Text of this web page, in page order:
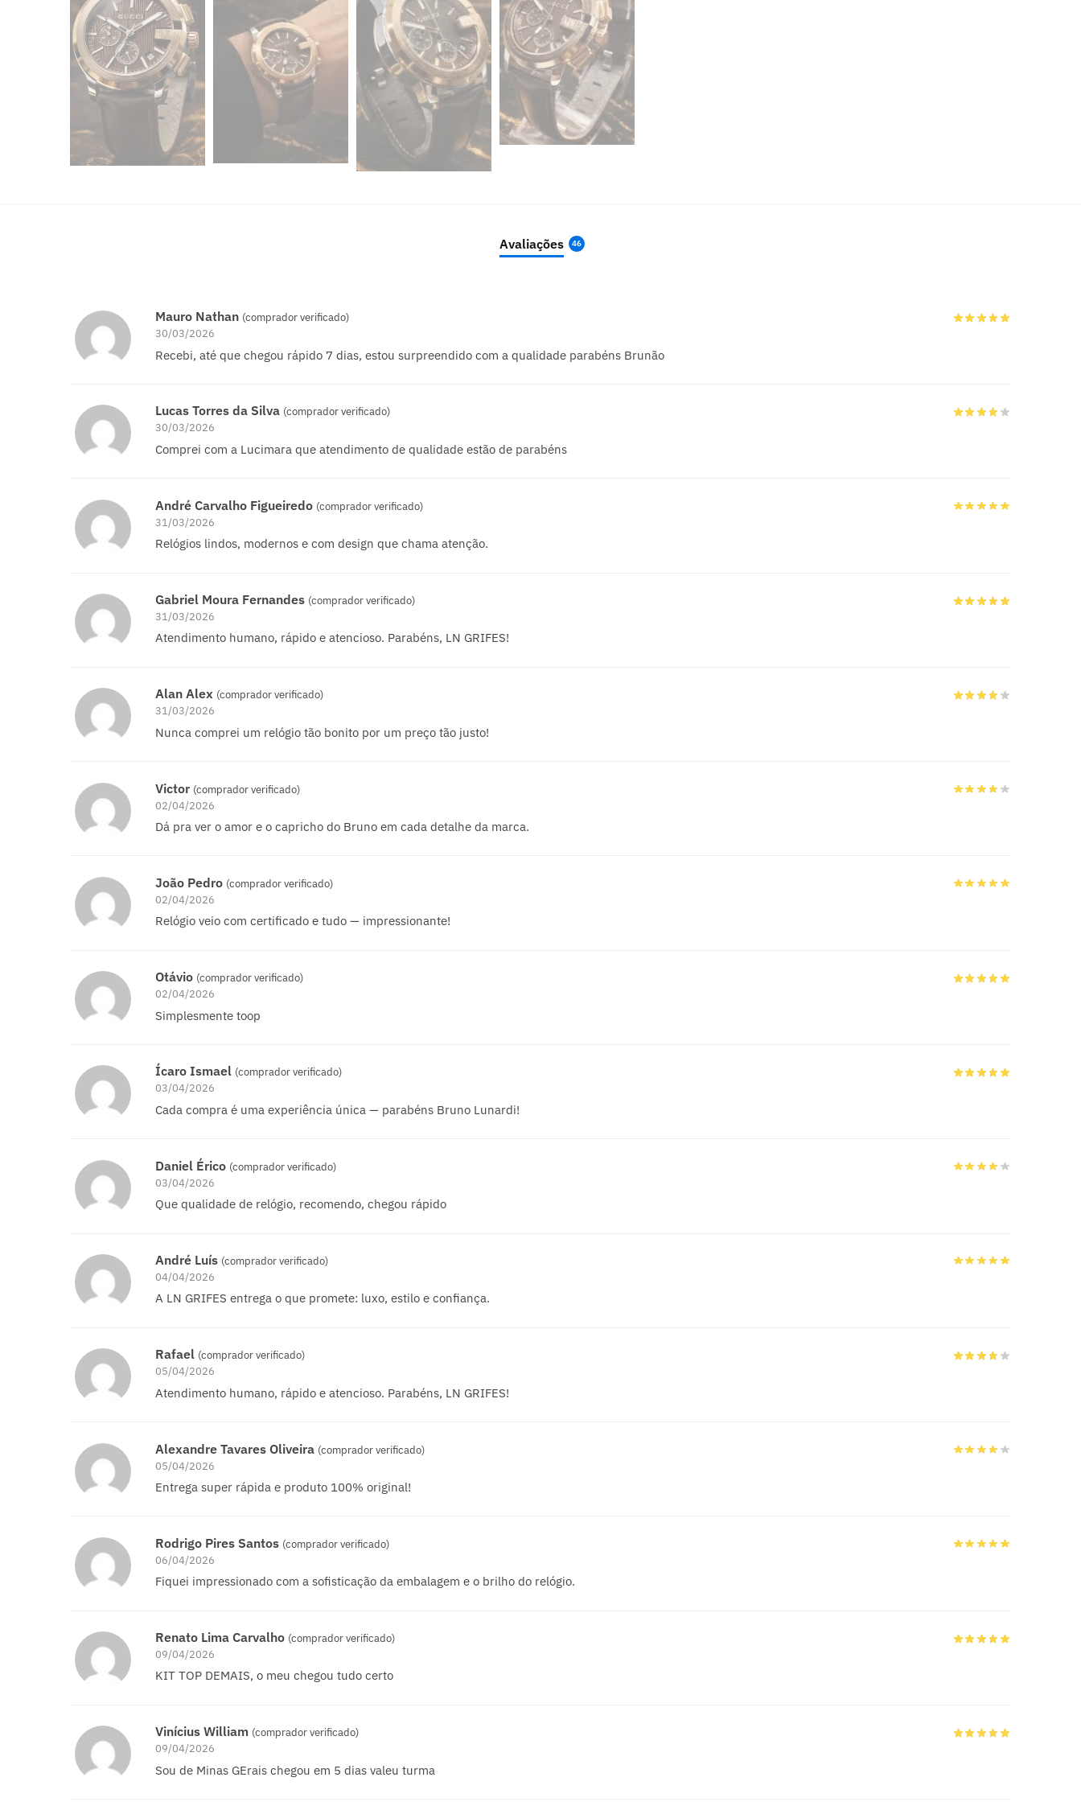
Avaliações 46
Mauro Nathan (comprador verificado)
30/03/2026
Recebi, até que chegou rápido 7 dias, estou surpreendido com a qualidade parabéns Brunão
Lucas Torres da Silva (comprador verificado)
30/03/2026
Comprei com a Lucimara que atendimento de qualidade estão de parabéns
André Carvalho Figueiredo (comprador verificado)
31/03/2026
Relógios lindos, modernos e com design que chama atenção.
Gabriel Moura Fernandes (comprador verificado)
31/03/2026
Atendimento humano, rápido e atencioso. Parabéns, LN GRIFES!
Alan Alex (comprador verificado)
31/03/2026
Nunca comprei um relógio tão bonito por um preço tão justo!
Victor (comprador verificado)
02/04/2026
Dá pra ver o amor e o capricho do Bruno em cada detalhe da marca.
João Pedro (comprador verificado)
02/04/2026
Relógio veio com certificado e tudo — impressionante!
Otávio (comprador verificado)
02/04/2026
Simplesmente toop
Ícaro Ismael (comprador verificado)
03/04/2026
Cada compra é uma experiência única — parabéns Bruno Lunardi!
Daniel Érico (comprador verificado)
03/04/2026
Que qualidade de relógio, recomendo, chegou rápido
André Luís (comprador verificado)
04/04/2026
A LN GRIFES entrega o que promete: luxo, estilo e confiança.
Rafael (comprador verificado)
05/04/2026
Atendimento humano, rápido e atencioso. Parabéns, LN GRIFES!
Alexandre Tavares Oliveira (comprador verificado)
05/04/2026
Entrega super rápida e produto 100% original!
Rodrigo Pires Santos (comprador verificado)
06/04/2026
Fiquei impressionado com a sofisticação da embalagem e o brilho do relógio.
Renato Lima Carvalho (comprador verificado)
09/04/2026
KIT TOP DEMAIS, o meu chegou tudo certo
Vinícius William (comprador verificado)
09/04/2026
Sou de Minas GErais chegou em 5 dias valeu turma